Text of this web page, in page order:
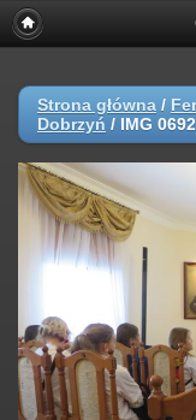
Strona główna /
Dobrzyń / IMG 0692